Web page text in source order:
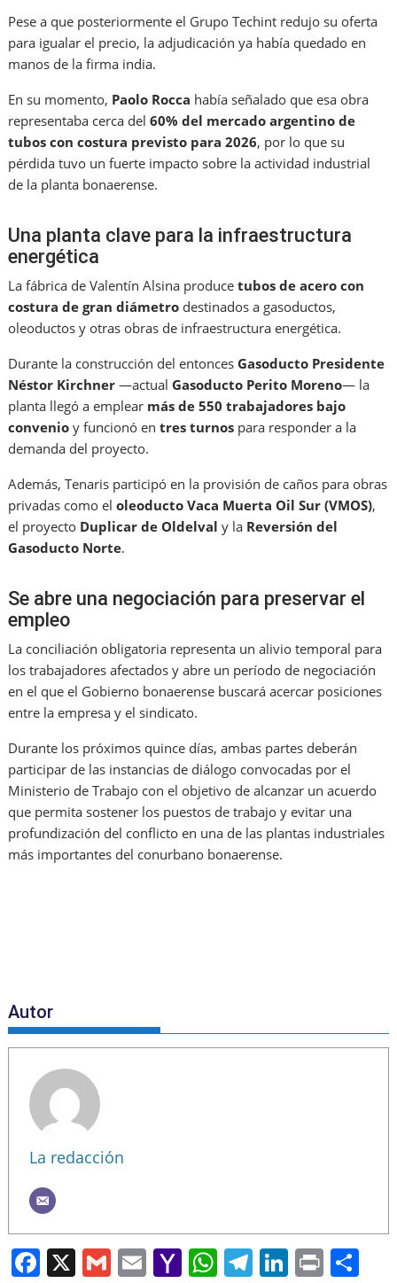
Pese a que posteriormente el Grupo Techint redujo su oferta
para igualar el precio, la adjudicación ya había quedado en
manos de la firma india.
En su momento, Paolo Rocca había señalado que esa obra
representaba cerca del60% del mercado argentino de
tubos con costura previsto para 2026, por lo que su
pérdida tuvo un fuerte impacto sobre la actividad industrial
de la planta bonaerense.
Una planta clave para la infraestructura
energética
La fábrica de Valentín Alsina producetubos de acero con
costura de gran diámetro destinados a gasoductos,
oleoductos y otras obras de infraestructura energética.
Durante la construcción del entonces Gasoducto Presidente
Néstor Kirchner —actual Gasoducto Perito Moreno— la
planta llegó a emplear más de 550 trabajadores bajo
convenio y funcionó entres turnos para responder a la
demanda del proyecto.
Además, Tenaris participó en la provisión de caños para obras
privadas como eloleoducto Vaca Muerta Oil Sur (VMOS),
el proyecto Duplicar de Oldelval y la Reversión del
Gasoducto Norte.
Se abre una negociación para preservar el
empleo
La conciliación obligatoria representa un alivio temporal para
los trabajadores afectados y abre un período de negociación
en el que el Gobierno bonaerense buscará acercar posiciones
entre la empresa y el sindicato.
Durante los próximos quince días, ambas partes deberán
participar de las instancias de diálogo convocadas por el
Ministerio de Trabajo con el objetivo de alcanzar un acuerdo
que permita sostener los puestos de trabajo y evitar una
profundización del conflicto en una de las plantas industriales
más importantes del conurbano bonaerense.
Autor
La redacción
F X G E Y W T Li Pr